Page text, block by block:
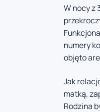
W nocy z
numery
objęto
Jak
matką,
Rodzina